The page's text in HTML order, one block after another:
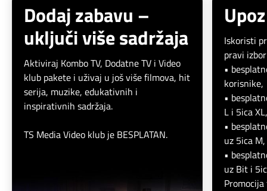
Dodaj zabavu –
uključi više sadržaja
Aktiviraj Kombo TV, Dodatne TV i Video
klub pakete i uživaj u još više filmova, hit
serija, muzike, edukativnih i
inspirativnih sadržaja.
TS Media Video klub je BESPLATAN.
Iskoristi
pravi
•
korisnike,
•
L i 5ica XL,
•
uz 5ica M,
•
uz Bit i